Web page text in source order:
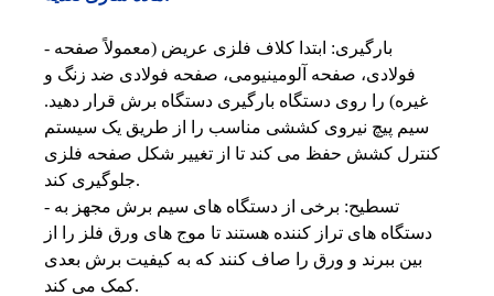
- بارگیری: ابتدا کلاف فلزی عریض (معمولاً صفحه
فولادی، صفحه آلومینیومی، صفحه فولادی ضد زنگ و
غیره) را روی دستگاه بارگیری دستگاه برش قرار دهید.
سیم پیچ نیروی کششی مناسب را از طریق یک سیستم
کنترل کشش حفظ می کند تا از تغییر شکل صفحه فلزی
جلوگیری کند.
- تسطیح: برخی از دستگاه های سیم برش مجهز به
دستگاه های تراز کننده هستند تا موج های ورق فلز را از
بین ببرند و ورق را صاف کنند که به کیفیت برش بعدی
کمک می کند.